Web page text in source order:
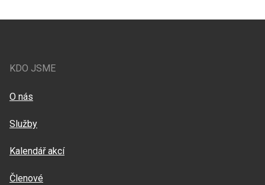
KDO JSME
O nás
Služby
Kalendář akcí
Členové